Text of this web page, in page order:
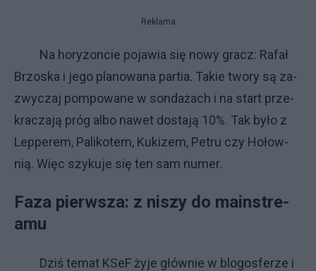
Reklama
Na ho­ry­zon­cie po­ja­wia się no­wy gra­cz: Ra­fał
Brzo­ska i je­go pla­no­wa­na par­tia. Ta­kie two­ry są za­
zwy­czaj pom­po­wa­ne w son­da­ża­ch i na start prze­
kra­cza­ją próg al­bo na­wet do­sta­ją 10%. Tak by­ło z
Lep­pe­rem, Pa­li­ko­tem, Ku­ki­zem, Pe­tru czy Ho­łow­
nią. Więc szy­ku­je się ten sam nu­mer.
Fa­za pierw­sza: z ni­szy do ma­in­stre­
amu
Dziś te­mat KSeF ży­je głów­nie w blo­gos­fe­rze i